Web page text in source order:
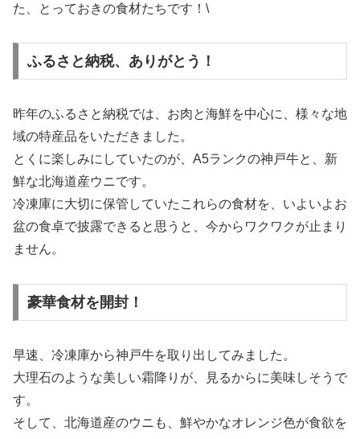
た、とっておきの食材たちです！\
ふるさと納税、ありがとう！
昨年のふるさと納税では、お肉と海鮮を中心に、様々な地
域の特産品をいただきました。
とくに楽しみにしていたのが、A5ランクの神戸牛と、新
鮮な北海道産ウニです。
冷凍庫に大切に保管していたこれらの食材を、いよいよお
盆の食卓で披露できると思うと、今からワクワクが止まり
ません。
豪華食材を開封！
早速、冷凍庫から神戸牛を取り出してみました。
大理石のような美しい霜降りが、見るからに美味しそうで
す。
そして、北海道産のウニも、鮮やかなオレンジ色が食欲を